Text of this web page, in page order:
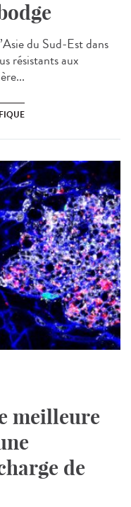
du Sud-Est dans
résistants aux
meilleure
de